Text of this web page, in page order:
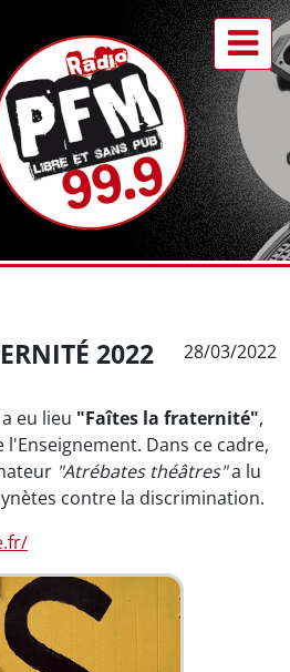
2022 28/03/2022
eu lieu "Faîtes la fraternité",
Dans ce cadre,
"Atrébates théâtres"a lu
contre la discrimination.